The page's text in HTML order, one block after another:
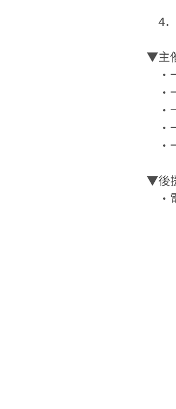
4．
​​​▼主
　
・
・
・
・
▼後
・